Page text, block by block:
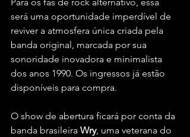
será uma oportunidade imperdível de
reviver a atmosfera única criada pela
banda original, marcada por sua
sonoridade inovadora e minimalista
dos anos 1990. Os ingressos já estão
disponíveis para compra.
O show de abertura ficará por conta da
banda brasileira Wry, uma veterana do